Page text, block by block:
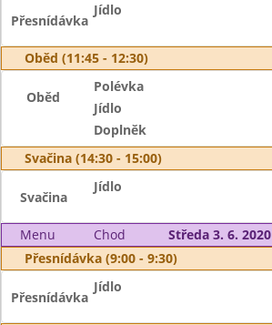
Přesnídávka
Jídlo
Oběd (11:45 - 12:30)
Oběd
Polévka
Jídlo
Doplněk
Svačina (14:30 - 15:00)
Svačina
Jídlo
Menu Chod
Středa 3. 6. 2020
Přesnídávka (9:00 - 9:30)
Přesnídávka
Jídlo